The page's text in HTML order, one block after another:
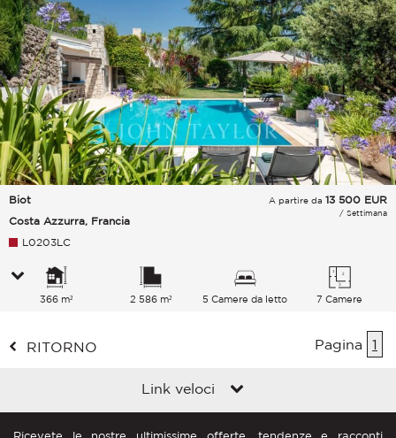
Biot
Costa Azzurra, Francia
A partire da 13 500 EUR
/ Settimana
L0203LC
366 m² 2 586 m² 5 Camere da letto 7 Camere
RITORNO Pagina 1
Link veloci